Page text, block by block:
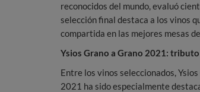
reconocidos del mundo, evaluó
selección final destaca a los vinos
compartida en las mejores mesas
Ysios Grano a Grano 2021:
Entre los vinos seleccionados,
2021 ha sido especialmente